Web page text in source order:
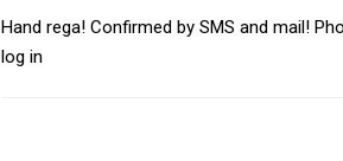
Hand rega! Confirmed by SMS and mail!
log in